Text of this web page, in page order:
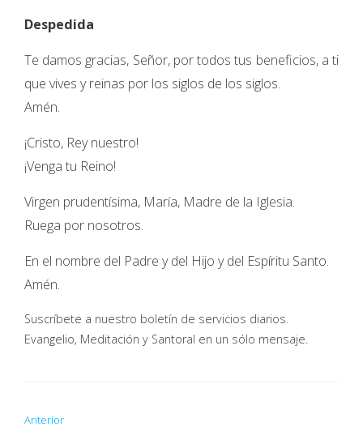
Despedida
Te damos gracias, Señor, por todos tus beneficios, a ti
que vives y reinas por los siglos de los siglos.
Amén.
¡Cristo, Rey nuestro!
¡Venga tu Reino!
Virgen prudentísima, María, Madre de la Iglesia.
Ruega por nosotros.
En el nombre del Padre y del Hijo y del Espíritu Santo.
Amén.
Suscríbete a nuestro boletín de servicios diarios.
Evangelio, Meditación y Santoral en un sólo mensaje.
Anterior